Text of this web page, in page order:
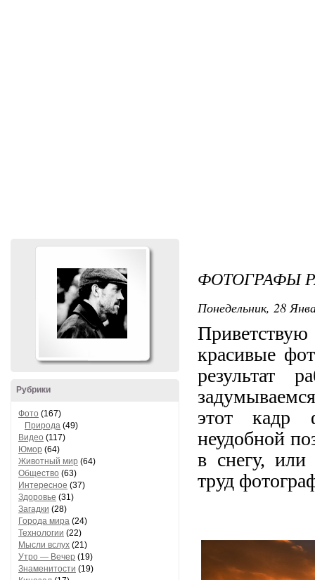
Рубрики
Фото (167)
Природа (49)
Видео (117)
Юмор (64)
Животный мир (64)
Общество (63)
Интересное (37)
Здоровье (31)
Загадки (28)
Города мира (24)
Технологии (22)
Мысли вслух (21)
Утро — Вечер (19)
Знаменитости (19)
ФОТОГРАФЫ
Понедельник, 28
красивые
результат
этот кадр
неудобной
в снегу, или
труд